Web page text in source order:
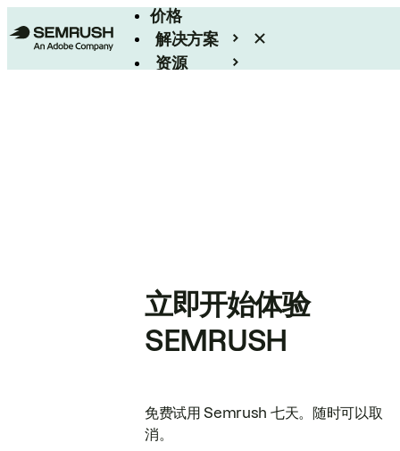
价格
解决方案
资源
立即开始体验
SEMRUSH
免费试用 Semrush 七天。随时可以取
消。